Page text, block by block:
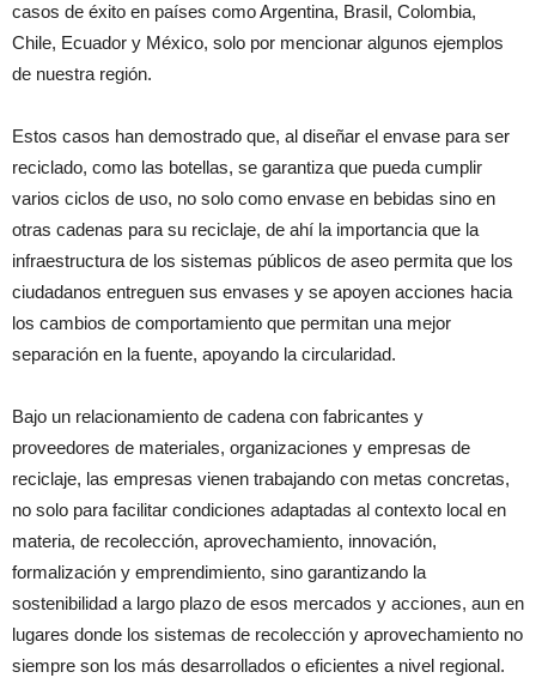
casos de éxito en países como Argentina, Brasil, Colombia,
Chile, Ecuador y México, solo por mencionar algunos ejemplos
de nuestra región.
Estos casos han demostrado que, al diseñar el envase para ser
reciclado, como las botellas, se garantiza que pueda cumplir
varios ciclos de uso, no solo como envase en bebidas sino en
otras cadenas para su reciclaje, de ahí la importancia que la
infraestructura de los sistemas públicos de aseo permita que los
ciudadanos entreguen sus envases y se apoyen acciones hacia
los cambios de comportamiento que permitan una mejor
separación en la fuente, apoyando la circularidad.
Bajo un relacionamiento de cadena con fabricantes y
proveedores de materiales, organizaciones y empresas de
reciclaje, las empresas vienen trabajando con metas concretas,
no solo para facilitar condiciones adaptadas al contexto local en
materia, de recolección, aprovechamiento, innovación,
formalización y emprendimiento, sino garantizando la
sostenibilidad a largo plazo de esos mercados y acciones, aun en
lugares donde los sistemas de recolección y aprovechamiento no
siempre son los más desarrollados o eficientes a nivel regional.